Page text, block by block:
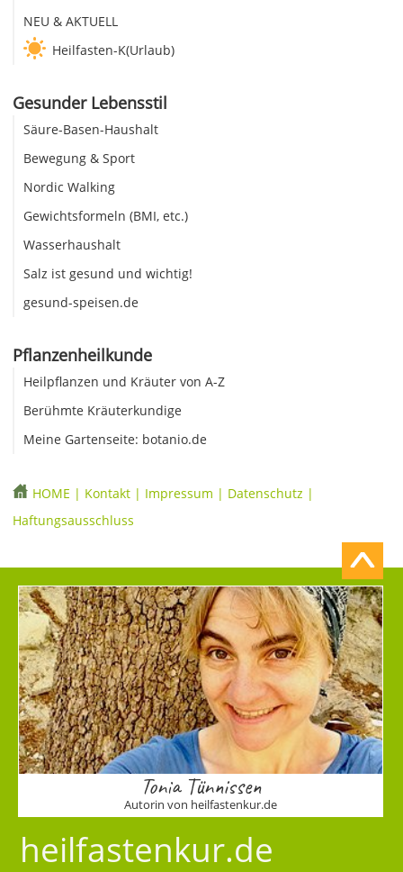
NEU & AKTUELL
Heilfasten-K(Urlaub)
Gesunder Lebensstil
Säure-Basen-Haushalt
Bewegung & Sport
Nordic Walking
Gewichtsformeln (BMI, etc.)
Wasserhaushalt
Salz ist gesund und wichtig!
gesund-speisen.de
Pflanzenheilkunde
Heilpflanzen und Kräuter von A-Z
Berühmte Kräuterkundige
Meine Gartenseite: botanio.de
HOME | Kontakt | Impressum | Datenschutz |
Haftungsausschluss
Tonia Tünnissen
Autorin von heilfastenkur.de
heilfastenkur.de